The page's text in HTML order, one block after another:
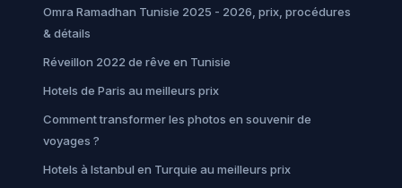
Omra Ramadhan Tunisie 2025 - 2026, prix, procédures
& détails
Réveillon 2022 de rêve en Tunisie
Hotels de Paris au meilleurs prix
Comment transformer les photos en souvenir de
voyages ?
Hotels à Istanbul en Turquie au meilleurs prix